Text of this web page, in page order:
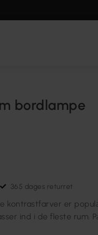
bordlampe
365 dages returret
kontrastfarver er
ind i de fleste rum.